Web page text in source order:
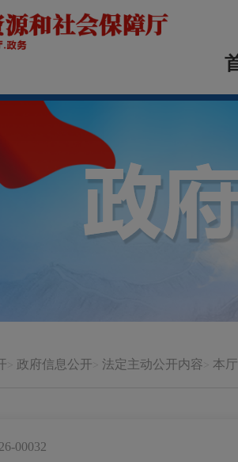
政府信息公开 法定主动公开内容 本
00032